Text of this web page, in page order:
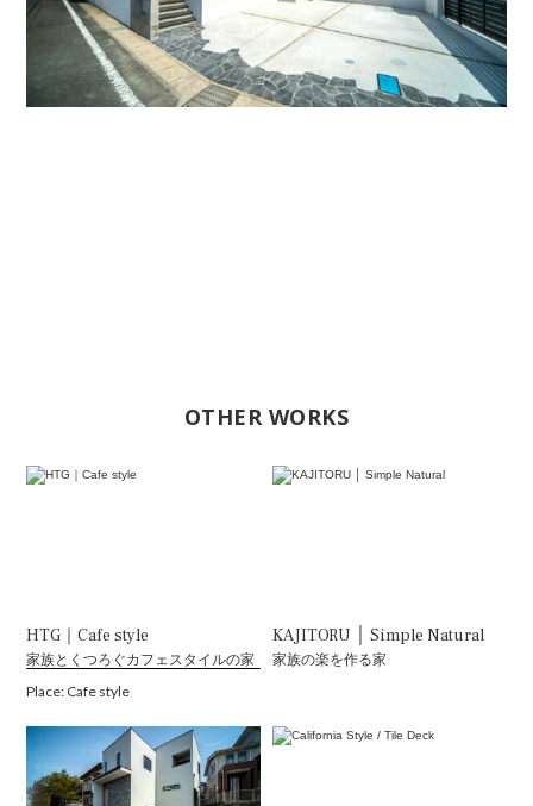
OTHER WORKS
HTG｜Cafe style
家族とくつろぐカフェスタイルの家
Place: Cafe style
KAJITORU │ Simple Natural
家族の楽を作る家